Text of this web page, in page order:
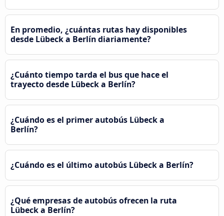
En promedio, ¿cuántas rutas hay disponibles
desde Lübeck a Berlín diariamente?
¿Cuánto tiempo tarda el bus que hace el
trayecto desde Lübeck a Berlín?
¿Cuándo es el primer autobús Lübeck a
Berlín?
¿Cuándo es el último autobús Lübeck a Berlín?
¿Qué empresas de autobús ofrecen la ruta
Lübeck a Berlín?